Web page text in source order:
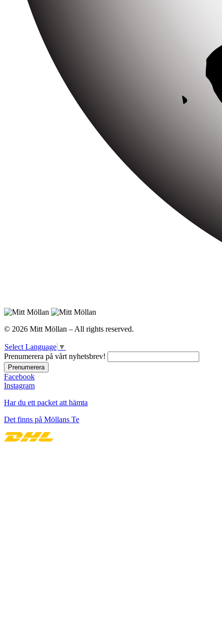
© 2026 Mitt Möllan – All rights reserved.
Select Language ▼
Prenumerera på vårt nyhetsbrev!
Facebook
Instagram
Har du ett packet att hämta
Det finns på Möllans Te